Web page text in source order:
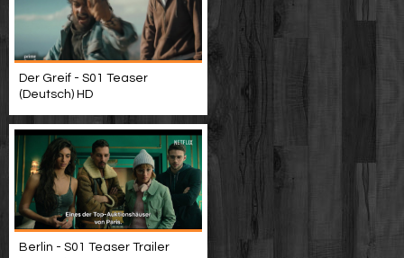
Der Greif - S01 Teaser
(Deutsch) HD
Berlin - S01 Teaser Trailer